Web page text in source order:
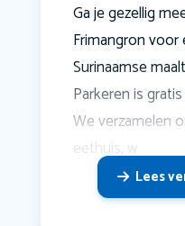
Ga je gezellig
Frimangron voor
Surinaamse
Parkeren is
We verzamelen
eethuis, w
Lees